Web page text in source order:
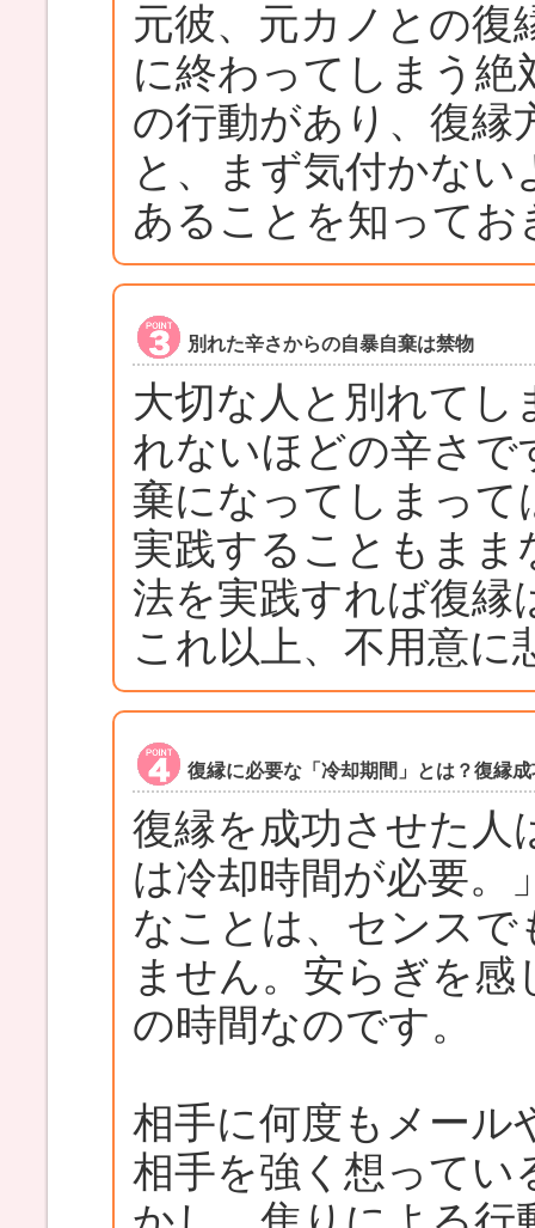
元彼、元カノとの復
に終わってしまう
の行動があり、復縁
と、まず気付かな
あることを知ってお
別れた辛さからの自暴自棄は禁物
大切な人と別れて
れないほどの辛さで
棄になってしまって
実践することもまま
法を実践すれば復縁
これ以上、不用意
復縁に必要な「冷却期間」とは？復縁
復縁を成功させた人
は冷却時間が必要。
なことは、センス
ません。安らぎを
の時間なのです。
相手に何度もメール
相手を強く想ってい